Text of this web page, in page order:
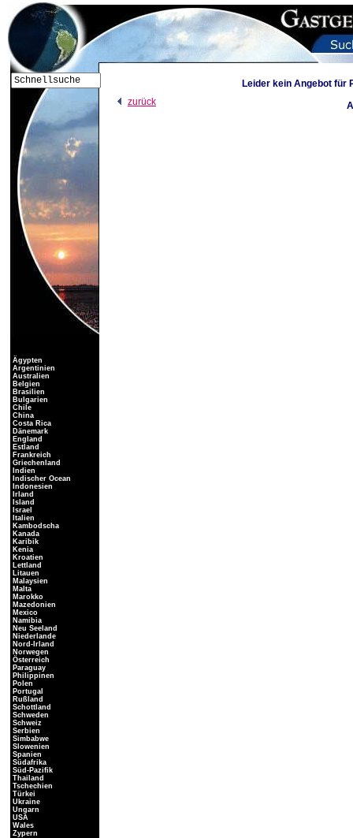
zurück
Leider kein Angebot für
Ägypten
Argentinien
Australien
Belgien
Brasilien
Bulgarien
Chile
China
Costa Rica
Dänemark
England
Estland
Frankreich
Griechenland
Indien
Indischer Ocean
Indonesien
Irland
Island
Israel
Italien
Kambodscha
Kanada
Karibik
Kenia
Kroatien
Lettland
Litauen
Malaysien
Malta
Marokko
Mazedonien
Mexico
Namibia
Neu Seeland
Niederlande
Nord-Irland
Norwegen
Österreich
Paraguay
Philippinen
Polen
Portugal
Rußland
Schottland
Schweden
Schweiz
Serbien
Simbabwe
Slowenien
Spanien
Südafrika
Süd-Pazifik
Thailand
Tschechien
Türkei
Ukraine
Ungarn
USA
Wales
Zypern